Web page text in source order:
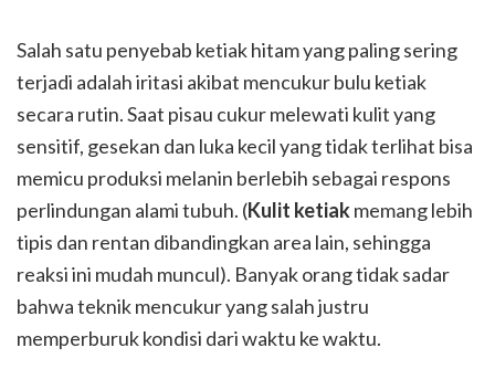
Salah satu penyebab ketiak hitam yang paling sering
terjadi adalah iritasi akibat mencukur bulu ketiak
secara rutin. Saat pisau cukur melewati kulit yang
sensitif, gesekan dan luka kecil yang tidak terlihat bisa
memicu produksi melanin berlebih sebagai respons
perlindungan alami tubuh. (Kulit ketiakmemang lebih
tipis dan rentan dibandingkan area lain, sehingga
reaksi ini mudah muncul). Banyak orang tidak sadar
bahwa teknik mencukur yang salah justru
memperburuk kondisi dari waktu ke waktu.